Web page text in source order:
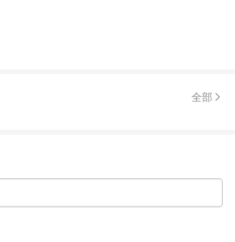
多人在旅行归来后突然生病，有的人
测呈阳性。
全部